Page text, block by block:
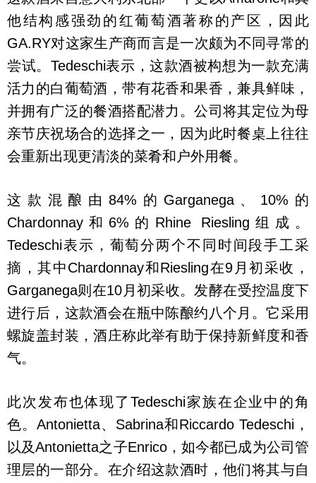
他结构感强劲的红葡萄酒著称的产区，因此
GA.RY对这家生产商而言是一次颇为不同寻常的
尝试。Tedeschi表示，这款酒被构想为一款充满
活力的白葡萄酒，带有花香和果香，兼具鲜味，
并拥有广泛的餐酒搭配潜力。公司将其定位为母
亲节庆祝场合的选择之一，因为此时餐桌上往往
会重新出现更清淡的菜肴和户外用餐。
这款混酿由84%的Garganega、10%的
Chardonnay和6%的Rhine Riesling组成。
Tedeschi表示，葡萄分两个不同时间段手工采
摘，其中Chardonnay和Riesling在9月初采收，
Garganega则在10月初采收。发酵在受控温度下
进行后，这款酒会在瓶中陈酿约八个月。它采用
螺旋盖封装，酒庄称此举有助于保持新鲜度和香
气。
此次发布也体现了Tedeschi家族在企业中的角
色。Antonietta、Sabrina和Riccardo Tedeschi，
以及Antonietta之子Enrico，如今都已成为公司管
理层的一部分。在介绍这款酒时，他们将其与自